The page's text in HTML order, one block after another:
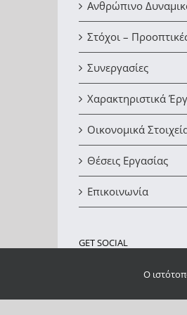
Ανθρώπινο
Στόχοι –
Συνεργασίες
Χαρακτηριστικά
Οικονομικά
Θέσεις Εργασίας
Επικοινωνία
GET SOCIAL
O